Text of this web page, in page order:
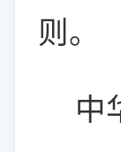
则。
中